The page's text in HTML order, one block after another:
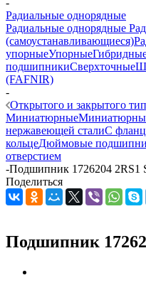
-
Радиальные однорядные
Радиальные однорядные
(самоустанавливающиеся)
упорныеУпорные
подшипникиСверхточные
(FAFNIR)
-
Открытого и закрытого
Миниатюрные
нержавеющей сталиС
кольцеДюймовые
отверстием
-Подшипник 1726204 2RS1
Поделиться
Подшипник